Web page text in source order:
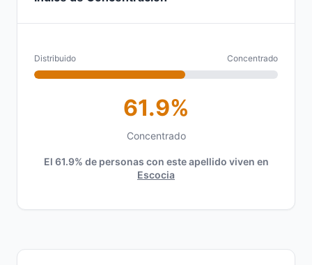
Distribuido Concentrado
61.9%
Concentrado
El 61.9% de personas con este apellido viven en
Escocia